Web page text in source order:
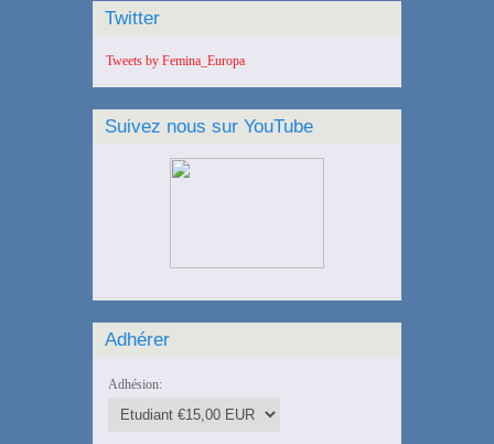
Twitter
Tweets by Femina_Europa
Suivez nous sur YouTube
Adhérer
Adhésion: